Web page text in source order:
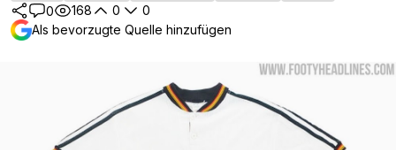
0
168 0
0
Als bevorzugte Quelle hinzufügen